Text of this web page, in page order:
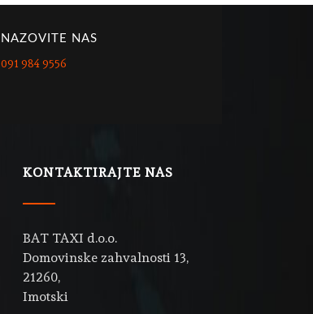
NAZOVITE NAS
091 984 9556
KONTAKTIRAJTE NAS
BAT TAXI d.o.o.
Domovinske zahvalnosti 13,
21260,
Imotski